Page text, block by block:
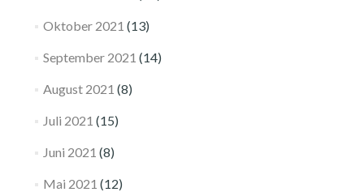
Oktober 2021 (13)
September 2021 (14)
August 2021 (8)
Juli 2021 (15)
Juni 2021 (8)
Mai 2021 (12)